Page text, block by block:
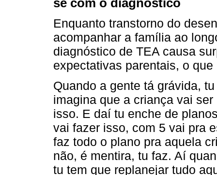
se com o diagnóstico
Enquanto transtorno do
acompanhar a família ao
diagnóstico de TEA causa
expectativas parentais, o
Quando a gente tá grávida,
imagina que a criança vai
isso. E daí tu enche de
vai fazer isso, com 5 vai pra
faz todo o plano pra aquela
não, é mentira, tu faz. Aí
tu tem que replanejar tudo